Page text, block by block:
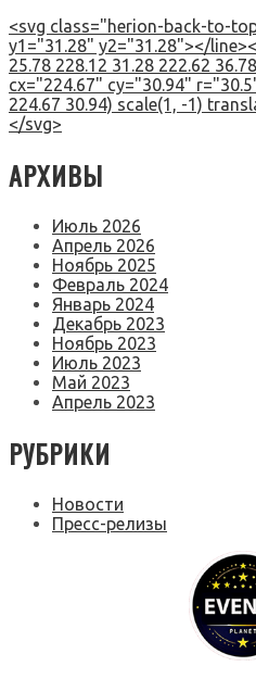
<svg class="herion-back-to-
y1="31.28" y2="31.28"></
25.78 228.12 31.28 222.62
cx="224.67" cy="30.94"
224.67 30.94) scale(1, -1)
</svg>
АРХИВЫ
Июль 2026
Апрель 2026
Ноябрь 2025
Февраль 2024
Январь 2024
Декабрь 2023
Ноябрь 2023
Июль 2023
Май 2023
Апрель 2023
РУБРИКИ
Новости
Пресс-релизы